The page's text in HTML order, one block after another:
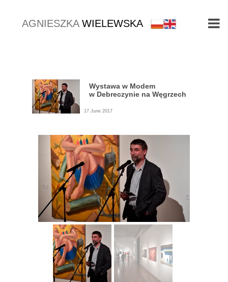
17 June 2017
Wystawa w Modem
w Debreczynie na Węgrzech
AGNIESZKA WIELEWSKA